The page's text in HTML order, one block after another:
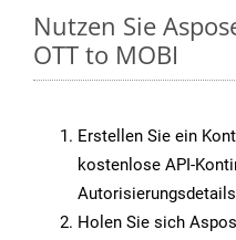
Nutzen Sie
OTT to MOBI
Erstellen Sie ein
kostenlose API-
Holen Sie sich